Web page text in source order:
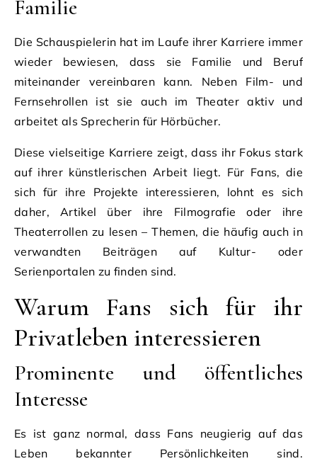
Familie
Die Schauspielerin hat im Laufe ihrer Karriere immer
wieder bewiesen, dass sie Familie und Beruf
miteinander vereinbaren kann. Neben Film- und
Fernsehrollen ist sie auch im Theater aktiv und
arbeitet als Sprecherin für Hörbücher.
Diese vielseitige Karriere zeigt, dass ihr Fokus stark
auf ihrer künstlerischen Arbeit liegt. Für Fans, die
sich für ihre Projekte interessieren, lohnt es sich
daher, Artikel über ihre Filmografie oder ihre
Theaterrollen zu lesen – Themen, die häufig auch in
verwandten Beiträgen auf Kultur- oder
Serienportalen zu finden sind.
Warum Fans sich für ihr
Privatleben interessieren
Prominente und öffentliches
Interesse
Es ist ganz normal, dass Fans neugierig auf das
Leben bekannter Persönlichkeiten sind.